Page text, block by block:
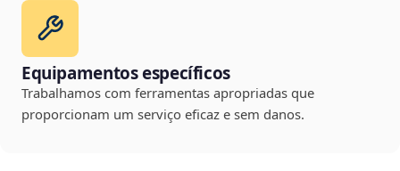
Equipamentos específicos
Trabalhamos com ferramentas apropriadas que
proporcionam um serviço eficaz e sem danos.